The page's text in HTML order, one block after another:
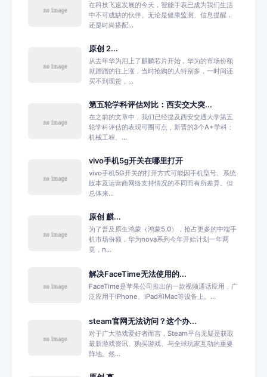
在科技飞速发展的今天，智能手表已成为我们生活
中不可或缺的伙伴。无论是健康监测、信息提醒，
还是时尚搭配...
原创 2...
从去年华为用上了麒麟芯片开始，华为的市场份额
就蹭蹭的往上涨，当时抢购的人特别多，一时间还
买不到现货，...
第五轮学科评估对比：西安交大突...
在之前的文章中，我们已经提及西安交通大学第五
轮学科评估的表现可圈可点，新晋的3个A+学科：
机械工程、...
vivo手机5g开关在哪里打开
vivo手机5G开关的打开方式可能因手机型号、系统
版本及运营商网络支持情况的不同而有所差异。但
总体来...
原创 麒...
为了普及原生鸿蒙（鸿蒙5.0），抢占更多的中端手
机市场份额，华为nova系列今年开始计划一年两
更，n...
解决FaceTime无法使用的...
FaceTime是苹果公司推出的一款视频通话应用，广
泛应用于iPhone、iPad和Mac等设备上。...
steam官网无法访问？这个办...
对于广大游戏爱好者而言，Steam平台无疑是获取
最新游戏资讯、购买游戏、与全球玩家互动的重要
阵地。然...